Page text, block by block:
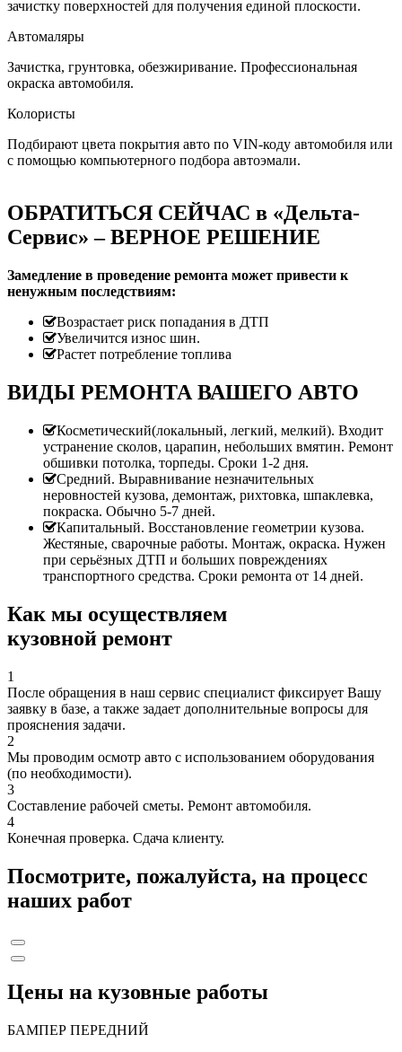
зачистку поверхностей для получения единой плоскости.
Автомаляры
Зачистка, грунтовка, обезжиривание. Профессиональная
окраска автомобиля.
Колористы
Подбирают цвета покрытия авто по VIN-коду автомобиля или
с помощью компьютерного подбора автоэмали.
ОБРАТИТЬСЯ СЕЙЧАС в «Дельта-
Сервис» – ВЕРНОЕ РЕШЕНИЕ
Замедление в проведение ремонта может привести к
ненужным последствиям:
Возрастает риск попадания в ДТП
Увеличится износ шин.
Растет потребление топлива
ВИДЫ РЕМОНТА ВАШЕГО АВТО
Косметический(локальный, легкий, мелкий). Входит
устранение сколов, царапин, небольших вмятин. Ремонт
обшивки потолка, торпеды. Сроки 1-2 дня.
Средний. Выравнивание незначительных
неровностей кузова, демонтаж, рихтовка, шпаклевка,
покраска. Обычно 5-7 дней.
Капитальный. Восстановление геометрии кузова.
Жестяные, сварочные работы. Монтаж, окраска. Нужен
при серьёзных ДТП и больших повреждениях
транспортного средства. Сроки ремонта от 14 дней.
Как мы осуществляем
кузовной ремонт
1
После обращения в наш сервис специалист фиксирует Вашу
заявку в базе, а также задает дополнительные вопросы для
прояснения задачи.
2
Мы проводим осмотр авто с использованием оборудования
(по необходимости).
3
Составление рабочей сметы. Ремонт автомобиля.
4
Конечная проверка. Сдача клиенту.
Посмотрите, пожалуйста, на процесс
наших работ
Цены на кузовные работы
БАМПЕР ПЕРЕДНИЙ